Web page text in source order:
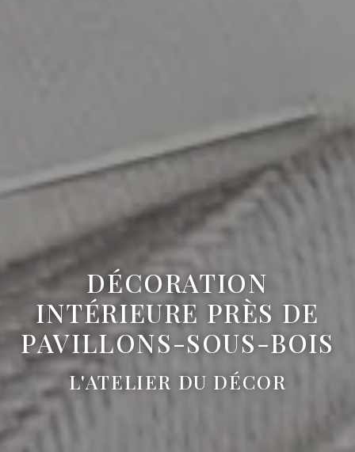
DÉCORATION
INTÉRIEURE PRÈS DE
PAVILLONS-SOUS-BOIS
L'ATELIER DU DÉCOR